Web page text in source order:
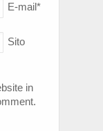
E-mail*
Sito
in